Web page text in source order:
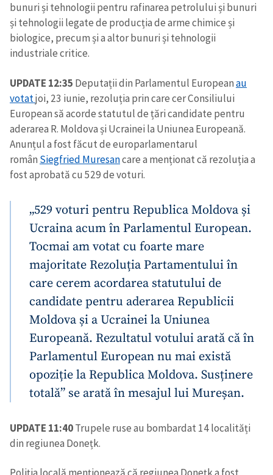
bunuri și tehnologii pentru rafinarea petrolului și bunuri
și tehnologii legate de producția de arme chimice și
biologice, precum și a altor bunuri și tehnologii
industriale critice.
UPDATE 12:35 Deputații din Parlamentul Europeanau
votatjoi, 23 iunie, rezoluția prin care cer Consiliului
European să acorde statutul de țări candidate pentru
aderarea R. Moldova și Ucrainei la Uniunea Europeană.
Anunțul a fost făcut de europarlamentarul
român Siegfried Muresancare a menționat că rezoluția a
fost aprobată cu 529 de voturi.
„529 voturi pentru Republica Moldova și
Ucraina acum în Parlamentul European.
Tocmai am votat cu foarte mare
majoritate Rezoluția Partamentului în
care cerem acordarea statutului de
candidate pentru aderarea Republicii
Moldova și a Ucrainei la Uniunea
Europeană. Rezultatul votului arată că în
Parlamentul European nu mai există
opoziție la Republica Moldova. Susținere
totală” se arată în mesajul lui Mureșan.
UPDATE 11:40Trupele ruse au bombardat 14 localități
din regiunea Donețk.
ȘTIREA MEA
Titlu știre+ Adaugă titlu
+ Încarcă imagine
Link media
+ Link media